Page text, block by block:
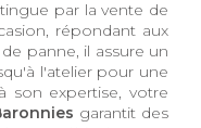
par la vente de
répondant aux
panne, il assure un
l'atelier pour une
son expertise, votre
garantit des